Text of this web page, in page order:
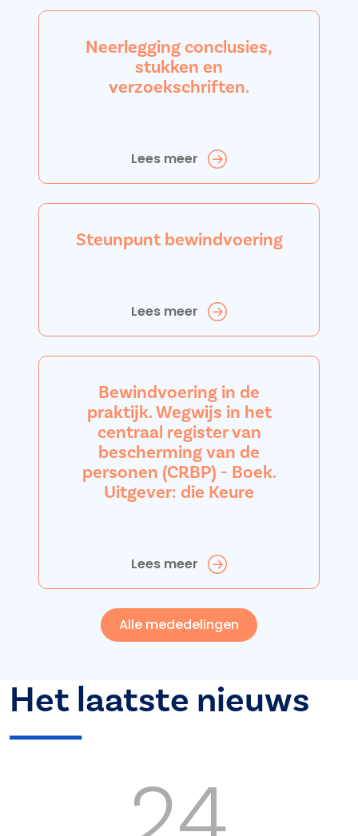
Neerlegging conclusies,
stukken en
verzoekschriften.
Lees meer
Steunpunt bewindvoering
Lees meer
Bewindvoering in de
praktijk. Wegwijs in het
centraal register van
bescherming van de
personen (CRBP) - Boek.
Uitgever: die Keure
Lees meer
Alle mededelingen
Het laatste nieuws
24